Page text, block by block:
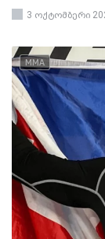
3 ოქტომბერი
MMA